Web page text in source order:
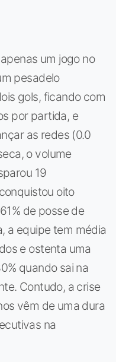
um jogo no
pesadelo
gols, ficando com
por partida, e
as redes (0.0
o volume
19
oito
de posse de
a equipe tem média
e ostenta uma
quando sai na
Contudo, a crise
vêm de uma dura
na